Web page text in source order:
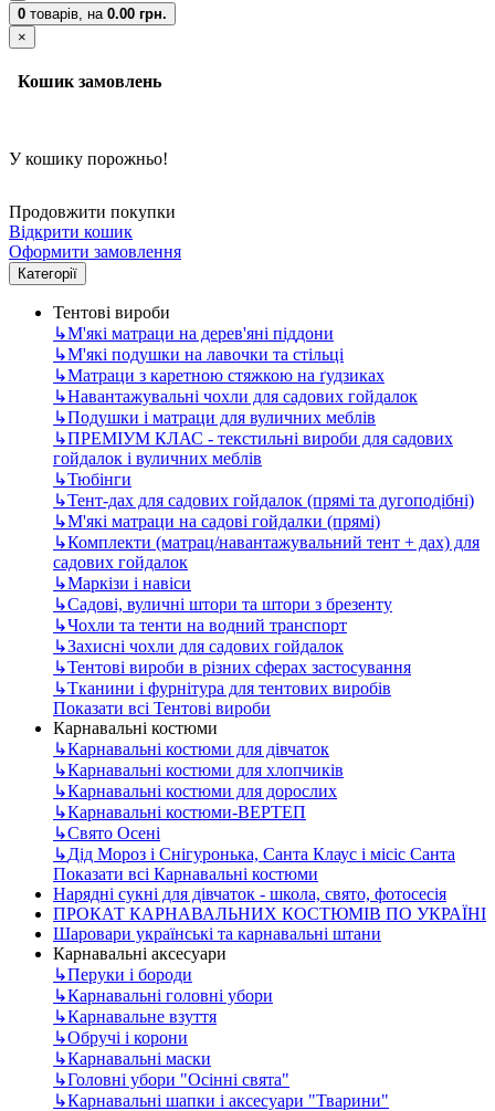
0 товарів, на 0.00 грн.
×
Кошик замовлень
У кошику порожньо!
Продовжити покупки
Відкрити кошик
Оформити замовлення
Категорії
Тентові вироби
↳М'які матраци на дерев'яні піддони
↳М'які подушки на лавочки та стільці
↳Матраци з каретною стяжкою на ґудзиках
↳Навантажувальні чохли для садових гойдалок
↳Подушки і матраци для вуличних меблів
↳ПРЕМІУМ КЛАС - текстильні вироби для садових
гойдалок і вуличних меблів
↳Тюбінги
↳Тент-дах для садових гойдалок (прямі та дугоподібні)
↳М'які матраци на садові гойдалки (прямі)
↳Комплекти (матрац/навантажувальний тент + дах) для
садових гойдалок
↳Маркізи і навіси
↳Садові, вуличні штори та штори з брезенту
↳Чохли та тенти на водний транспорт
↳Захисні чохли для садових гойдалок
↳Тентові вироби в різних сферах застосування
↳Тканини і фурнітура для тентових виробів
Показати всі Тентові вироби
Карнавальні костюми
↳Карнавальні костюми для дівчаток
↳Карнавальні костюми для хлопчиків
↳Карнавальні костюми для дорослих
↳Карнавальні костюми-ВЕРТЕП
↳Свято Осені
↳Дід Мороз і Снігуронька, Санта Клаус і місіс Санта
Показати всі Карнавальні костюми
Нарядні сукні для дівчаток - школа, свято, фотосесія
ПРОКАТ КАРНАВАЛЬНИХ КОСТЮМІВ ПО УКРАЇНІ
Шаровари українські та карнавальні штани
Карнавальні аксесуари
↳Перуки і бороди
↳Карнавальні головні убори
↳Карнавальне взуття
↳Обручі і корони
↳Карнавальні маски
↳Головні убори "Осінні свята"
↳Карнавальні шапки і аксесуари "Тварини"